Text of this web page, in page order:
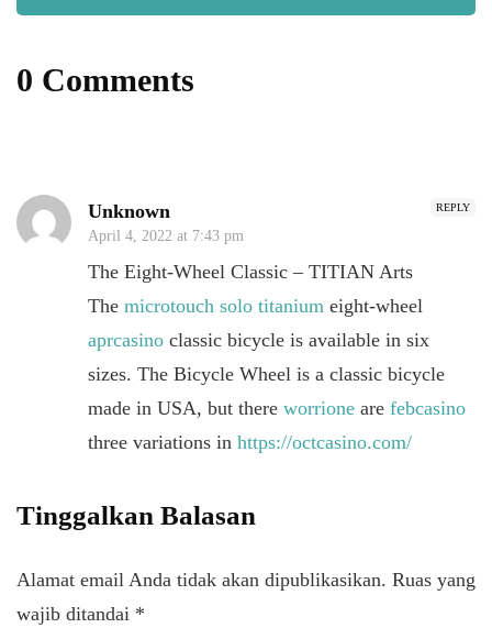
0 Comments
REPLY
Unknown
April 4, 2022 at 7:43 pm
The Eight-Wheel Classic – TITIAN Arts
The microtouch solo titanium eight-wheel
aprcasino classic bicycle is available in six
sizes. The Bicycle Wheel is a classic bicycle
made in USA, but there worrione are febcasino
three variations in https://octcasino.com/
Tinggalkan Balasan
Alamat email Anda tidak akan dipublikasikan. Ruas yang
wajib ditandai *